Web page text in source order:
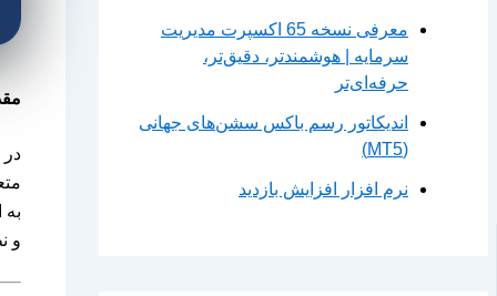
معرفی نسخه 65 اکسپرت مدیریت
سرمایه | هوشمندتر، دقیق‌تر،
حرفه‌ای‌تر
اندیکاتور رسم باکس سشن‌های جهانی
(MT5)
نرم افزار افزایش بازدید
در
و